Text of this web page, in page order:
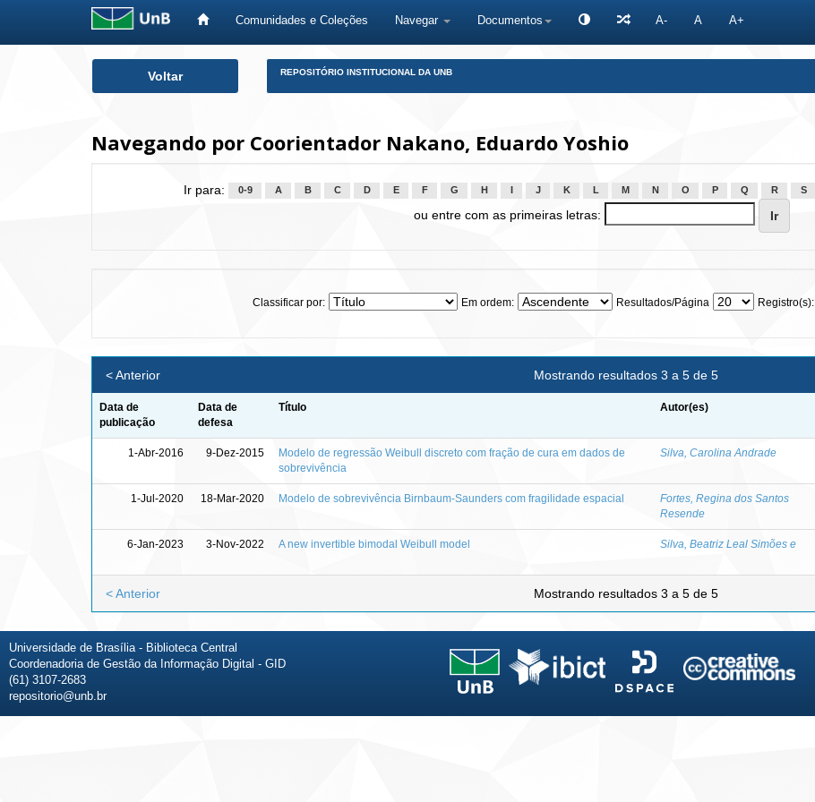
Comunidades e Coleções Navegar Documentos A- A A+
Voltar REPOSITÓRIO INSTITUCIONAL DA UNB
Navegando por Coorientador Nakano, Eduardo Yoshio
Ir para: 0-9 A B C D E F G H J K L M N O P Q R S
ou entre com as primeiras letras:
Classificar por: Em ordem: Resultados/Página Registro(s):
Mostrando resultados 3 a 5 de 5
< Anterior
Data de
publicação
Data de
defesa
Título Autor(es)
1-Abr-2016 9-Dez-2015
Modelo de regressão Weibull discreto com fração de cura em dados de
sobrevivência
Silva, Carolina Andrade
1-Jul-2020 18-Mar-2020 Modelo de sobrevivência Birnbaum-Saunders com fragilidade espacial
Fortes, Regina dos Santos
Resende
6-Jan-2023 3-Nov-2022 A new invertible bimodal Weibull model Silva, Beatriz Leal Simões e
Mostrando resultados 3 a 5 de 5
< Anterior
Universidade de Brasília - Biblioteca Central
Coordenadoria de Gestão da Informação Digital - GID
(61) 3107-2683
repositorio@unb.br